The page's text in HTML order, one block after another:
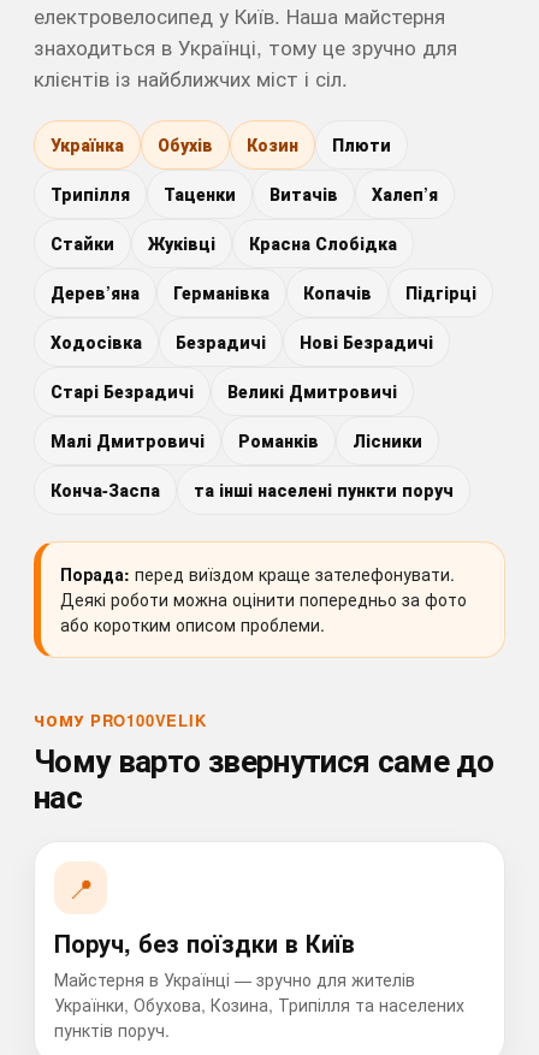
електровелосипед у Київ. Наша майстерня
знаходиться в Українці, тому це зручно для
клієнтів із найближчих міст і сіл.
Українка Обухів Козин Плюти
Трипілля Таценки Витачів Халеп’я
Стайки Жуківці Красна Слобідка
Дерев’яна Германівка Копачів Підгірці
Ходосівка Безрадичі Нові Безрадичі
Старі Безрадичі Великі Дмитровичі
Малі Дмитровичі Романків Лісники
Конча-Заспа та інші населені пункти поруч
Порада: перед виїздом краще зателефонувати.
Деякі роботи можна оцінити попередньо за фото
або коротким описом проблеми.
ЧОМУ PRO100VELIK
Чому варто звернутися саме до
нас
📍
Поруч, без поїздки в Київ
Майстерня в Українці — зручно для жителів
Українки, Обухова, Козина, Трипілля та населених
пунктів поруч.